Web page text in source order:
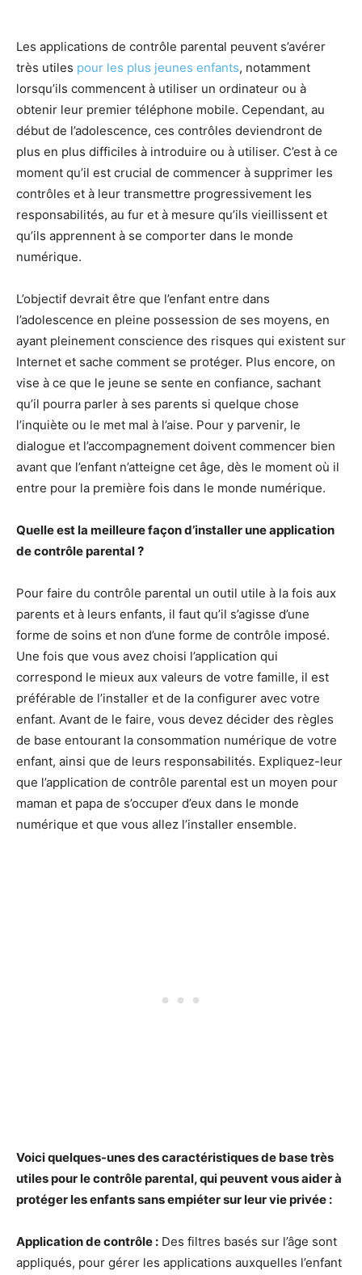
Les applications de contrôle parental peuvent s’avérer
très utiles pour les plus jeunes enfants, notamment
lorsqu’ils commencent à utiliser un ordinateur ou à
obtenir leur premier téléphone mobile. Cependant, au
début de l’adolescence, ces contrôles deviendront de
plus en plus difficiles à introduire ou à utiliser. C’est à ce
moment qu’il est crucial de commencer à supprimer les
contrôles et à leur transmettre progressivement les
responsabilités, au fur et à mesure qu’ils vieillissent et
qu’ils apprennent à se comporter dans le monde
numérique.
L’objectif devrait être que l’enfant entre dans
l’adolescence en pleine possession de ses moyens, en
ayant pleinement conscience des risques qui existent sur
Internet et sache comment se protéger. Plus encore, on
vise à ce que le jeune se sente en confiance, sachant
qu’il pourra parler à ses parents si quelque chose
l’inquiète ou le met mal à l’aise. Pour y parvenir, le
dialogue et l’accompagnement doivent commencer bien
avant que l’enfant n’atteigne cet âge, dès le moment où il
entre pour la première fois dans le monde numérique.
Quelle est la meilleure façon d’installer une application
de contrôle parental ?
Pour faire du contrôle parental un outil utile à la fois aux
parents et à leurs enfants, il faut qu’il s’agisse d’une
forme de soins et non d’une forme de contrôle imposé.
Une fois que vous avez choisi l’application qui
correspond le mieux aux valeurs de votre famille, il est
préférable de l’installer et de la configurer avec votre
enfant. Avant de le faire, vous devez décider des règles
de base entourant la consommation numérique de votre
enfant, ainsi que de leurs responsabilités. Expliquez-leur
que l’application de contrôle parental est un moyen pour
maman et papa de s’occuper d’eux dans le monde
numérique et que vous allez l’installer ensemble.
Voici quelques-unes des caractéristiques de base très
utiles pour le contrôle parental, qui peuvent vous aider à
protéger les enfants sans empiéter sur leur vie privée :
Application de contrôle : Des filtres basés sur l’âge sont
appliqués, pour gérer les applications auxquelles l’enfant